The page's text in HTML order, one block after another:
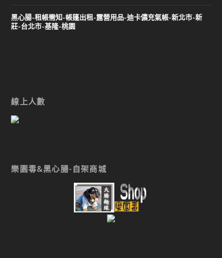
黑心腸-租帳需知-帳篷出租-露營用品-迪卡儂充氣帳-新北市-新
莊-台北市-基隆-桃園
線上人數
樂園毒&黑心腸-自架商城